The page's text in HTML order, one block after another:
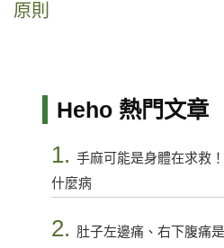
原則
Heho 熱門文章
1. 手麻可能是身體在求救
什麼病
2. 肚子左邊痛、右下腹痛